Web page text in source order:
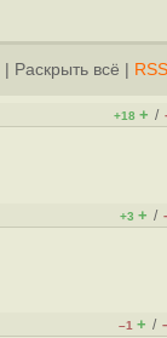
Раскрыть всё RSS
+18 + /
+3 + /
–1 + /